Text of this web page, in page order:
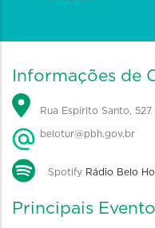
Informações de
Rua Espírito Santo,
belotur@pbh.gov.br
Spotify Rádio Belo
Principais